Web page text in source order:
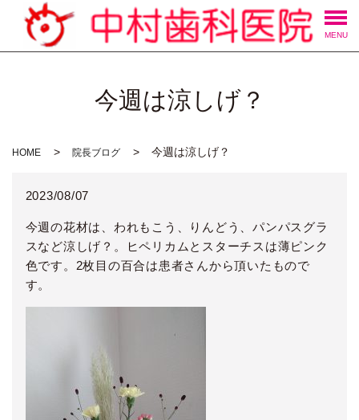
MENU
今週は涼しげ？
HOME 院長ブログ 今週は涼しげ？
2023/08/07
今週の花材は、われもこう、りんどう、パンパスグラ
スなど涼しげ？。ヒペリカムとスターチスは薄ピンク
色です。2枚目の百合は患者さんから頂いたもので
す。